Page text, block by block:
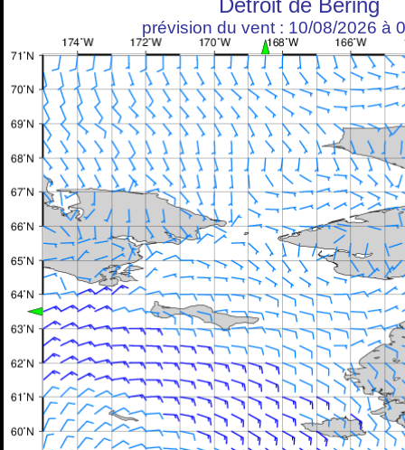
Détroit de Béring
prévision du vent : 10/08/2026 à